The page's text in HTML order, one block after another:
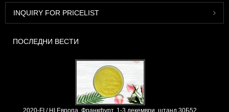
INQUIRY FOR PRICELIST
ПОСЛЕДНИ ВЕСТИ
2020-FI / HI Европа, Франкфурт, 1-3 декември, штанд 30Б52